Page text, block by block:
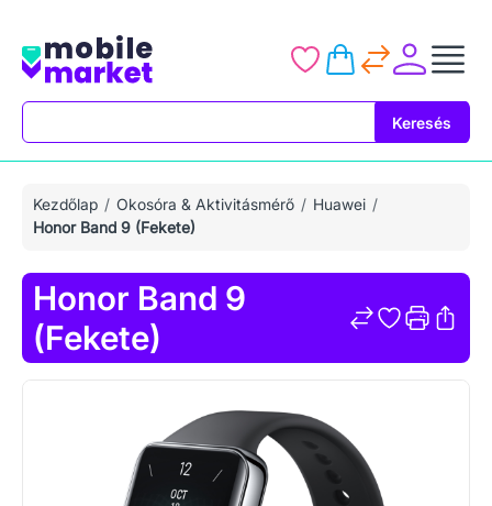
Keresés
Kezdőlap Okosóra & Aktivitásmérő
Huawei
Honor Band 9 (Fekete)
Honor Band 9
(Fekete)